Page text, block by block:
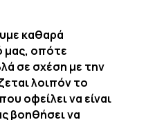
καθαρά
μας, οπότε
σε σχέση με την
λοιπόν το
οφείλει να είναι
βοηθήσει να